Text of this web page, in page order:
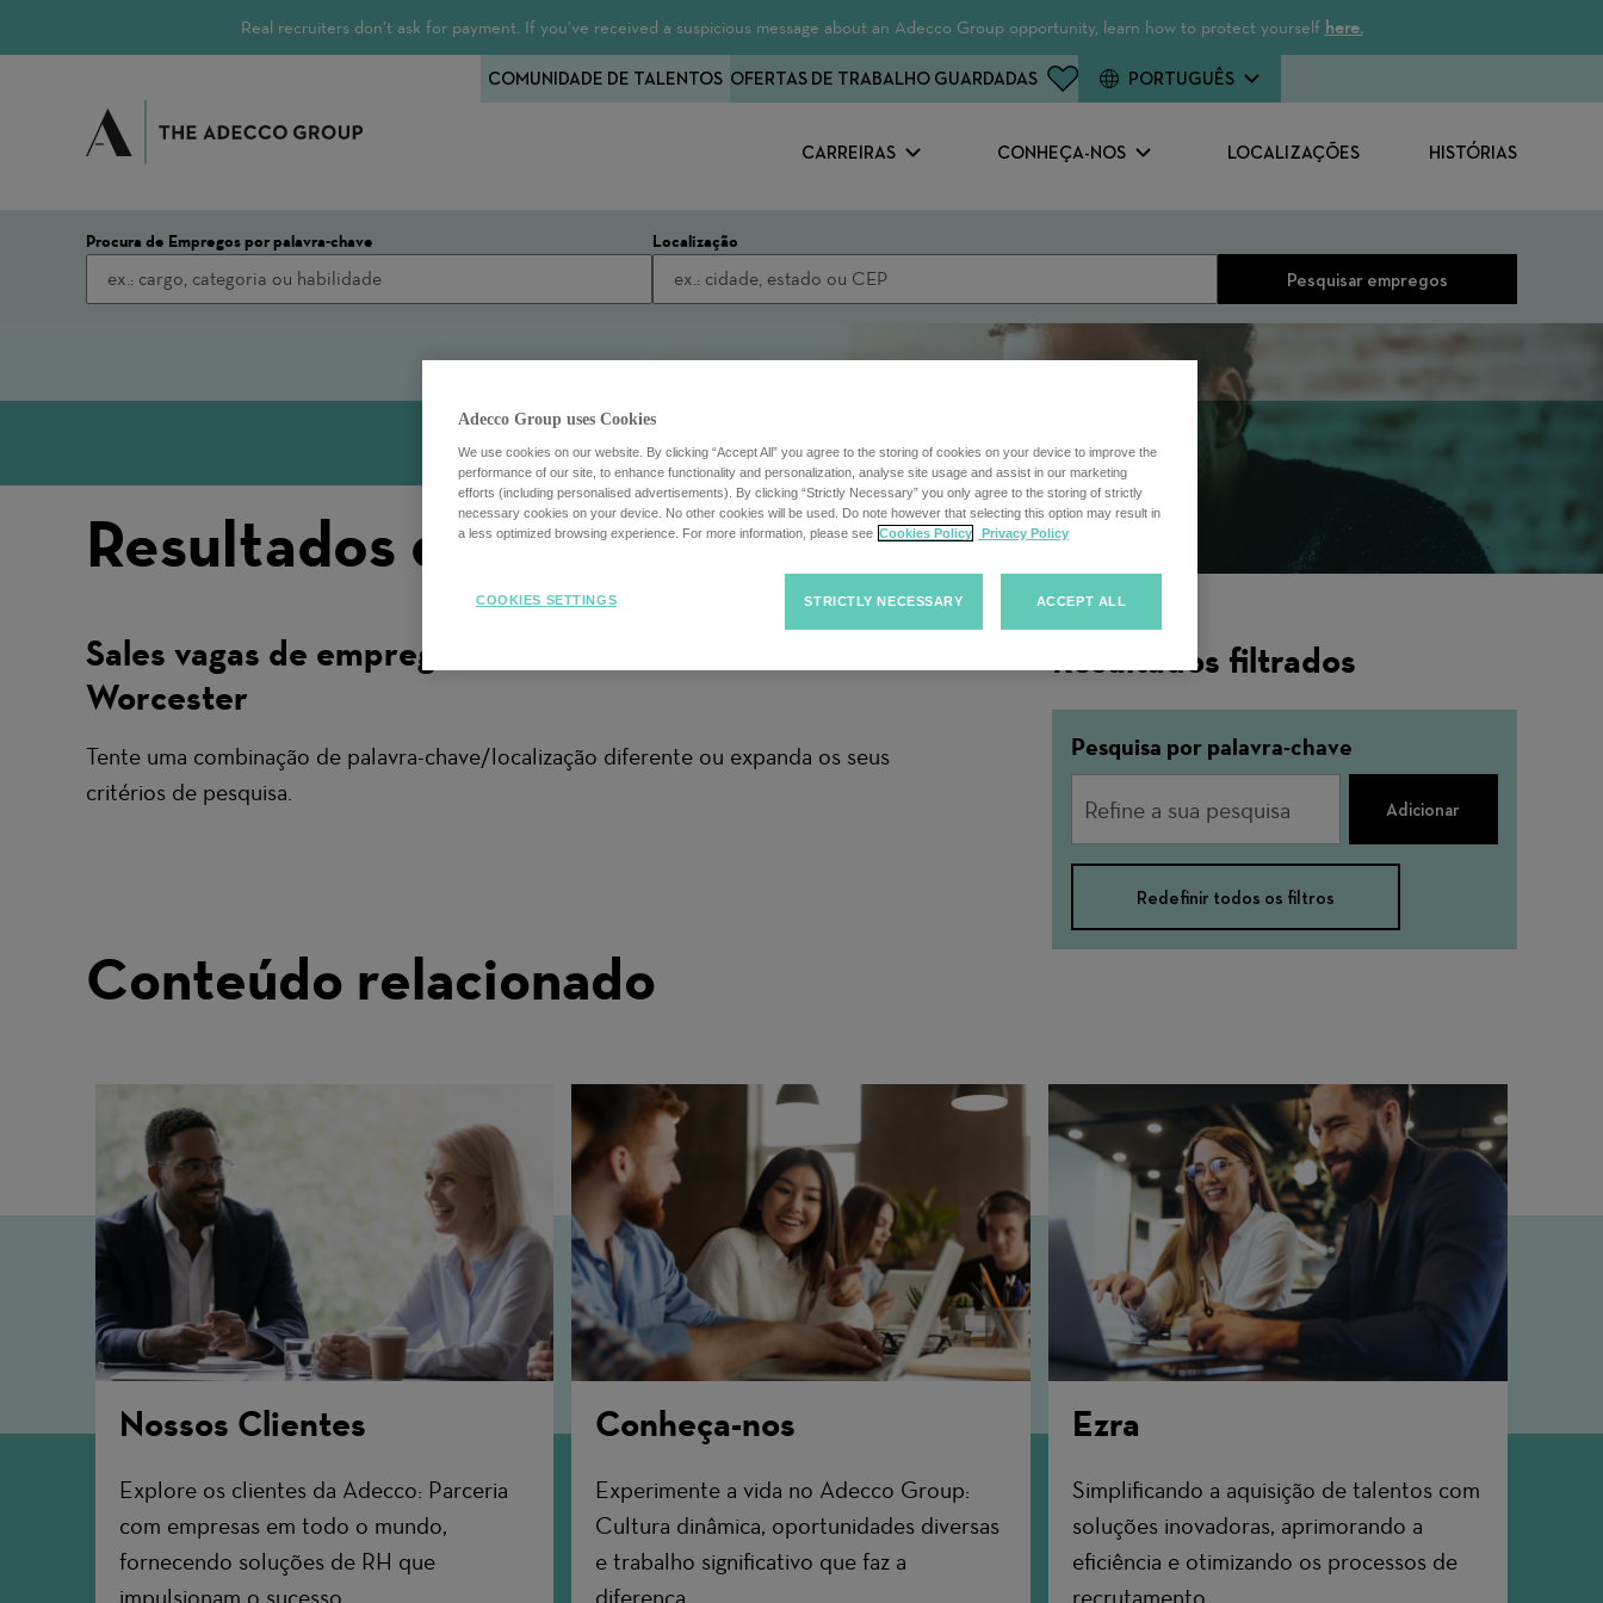
Real recruiters don’t ask for payment. If you’ve received a suspicious message about an Adecco Group opportunity, learn how to protect yourself here.
CARREIRAS CONHEÇA-NOS LOCALIZAÇÕES HISTÓRIAS
COMUNIDADE DE TALENTOS OFERTAS DE TRABALHO GUARDADAS PORTUGUÊS
Procura de Empregos por palavra-chave Localização
Pesquisar empregos
Resultados da pesquisa
Sales vagas de emprego em
Worcester
Tente uma combinação de palavra-chave/localização diferente ou expanda os seus
critérios de pesquisa.
Resultados filtrados
Pesquisa por palavra-chave
Adicionar
Redefinir todos os filtros
Conteúdo relacionado
Nossos Clientes
Explore os clientes da Adecco: Parceria
com empresas em todo o mundo,
fornecendo soluções de RH que
Conheça-nos
Experimente a vida no Adecco Group:
Cultura dinâmica, oportunidades diversas
e trabalho significativo que faz a
Ezra
Simplificando a aquisição de talentos com
soluções inovadoras, aprimorando a
eficiência e otimizando os processos de
Adecco Group uses Cookies
We use cookies on our website. By clicking “Accept All” you agree to the storing of cookies on your device to improve the
performance of our site, to enhance functionality and personalization, analyse site usage and assist in our marketing
efforts (including personalised advertisements). By clicking “Strictly Necessary” you only agree to the storing of strictly
necessary cookies on your device. No other cookies will be used. Do note however that selecting this option may result in
a less optimized browsing experience. For more information, please see Cookies Policy Privacy Policy
STRICTLY NECESSARY ACCEPT ALL
COOKIES SETTINGS